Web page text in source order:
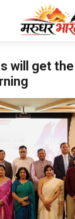
will get